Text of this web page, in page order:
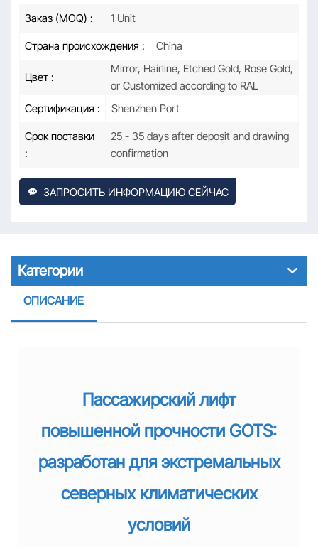
Заказ (MOQ) : 1 Unit
Страна происхождения : China
Цвет :
Mirror, Hairline, Etched Gold, Rose Gold,
or Customized according to RAL
Сертификация :
Shenzhen Port
Срок поставки
:
25 - 35 days after deposit and drawing
confirmation
ЗАПРОСИТЬ ИНФОРМАЦИЮ СЕЙЧАС
Категории
ОПИСАНИЕ
Пассажирский лифт
повышенной прочности GOTS:
разработан для экстремальных
северных климатических
условий